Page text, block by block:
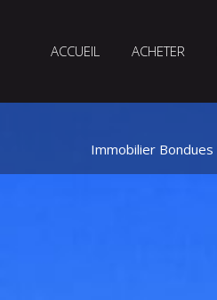
ACCUEIL ACHETER
Immobilier Bondues